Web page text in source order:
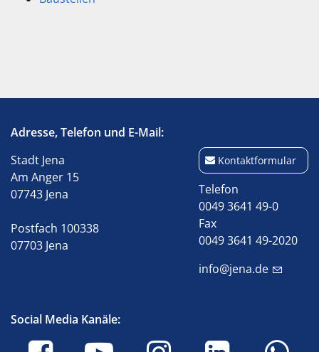
Adresse, Telefon und E-Mail:
Stadt Jena
Am Anger 15
07743 Jena
Postfach 100338
07703 Jena
Kontaktformular
Telefon
0049 3641 49-0
Fax
0049 3641 49-2020
info@jena.de
Social Media Kanäle: